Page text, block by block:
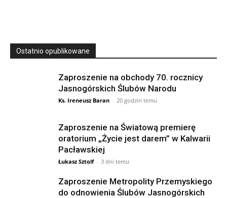
Ostatnio opublikowane
Zaproszenie na obchody 70. rocznicy
Jasnogórskich Ślubów Narodu
Ks. Ireneusz Baran - 20 godzin temu
Zaproszenie na Światową premierę
oratorium „Życie jest darem” w Kalwarii
Pacławskiej
Łukasz Sztolf - 3 dni temu
Zaproszenie Metropolity Przemyskiego
do odnowienia Ślubów Jasnogórskich